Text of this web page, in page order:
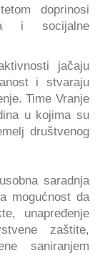
doprinosi
i socijalne
jačaju
i stvaraju
Time Vranje
u kojima su
društvenog
saradnja
mogućnost da
unapređenje
zaštite,
saniranjem